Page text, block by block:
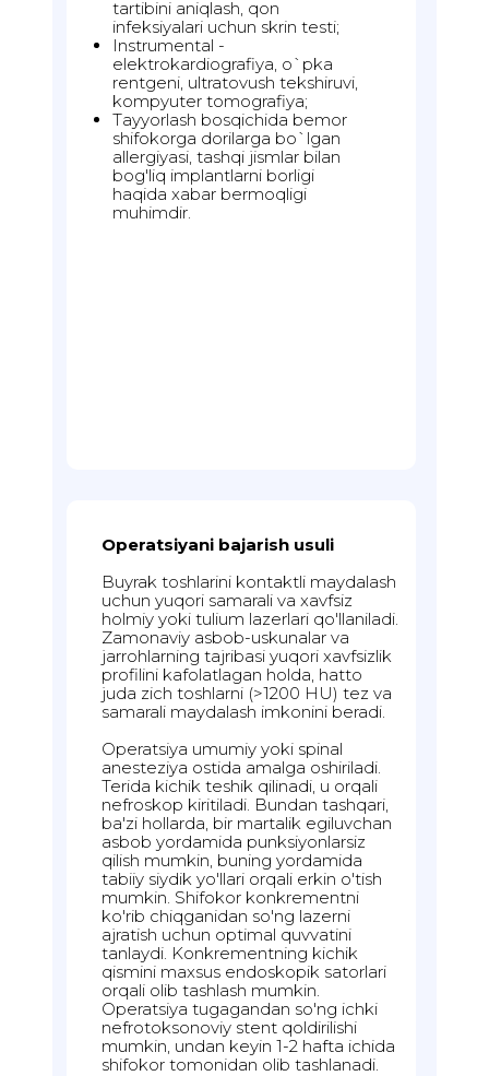
tartibini aniqlash, qon
infeksiyalari uchun skrin testi;
Instrumental -
elektrokardiografiya, o`pka
rentgeni, ultratovush tekshiruvi,
kompyuter tomografiya;
Tayyorlash bosqichida bemor
shifokorga dorilarga bo`lgan
allergiyasi, tashqi jismlar bilan
bog'liq implantlarni borligi
haqida xabar bermoqligi
muhimdir.
Operatsiyani bajarish usuli
Buyrak toshlarini kontaktli maydalash
uchun yuqori samarali va xavfsiz
holmiy yoki tulium lazerlari qo'llaniladi.
Zamonaviy asbob-uskunalar va
jarrohlarning tajribasi yuqori xavfsizlik
profilini kafolatlagan holda, hatto
juda zich toshlarni (>1200 HU) tez va
samarali maydalash imkonini beradi.
Operatsiya umumiy yoki spinal
anesteziya ostida amalga oshiriladi.
Terida kichik teshik qilinadi, u orqali
nefroskop kiritiladi. Bundan tashqari,
ba'zi hollarda, bir martalik egiluvchan
asbob yordamida punksiyonlarsiz
qilish mumkin, buning yordamida
tabiiy siydik yo'llari orqali erkin o'tish
mumkin. Shifokor konkrementni
ko'rib chiqganidan so'ng lazerni
ajratish uchun optimal quvvatini
tanlaydi. Konkrementning kichik
qismini maxsus endoskopik satorlari
orqali olib tashlash mumkin.
Operatsiya tugagandan so'ng ichki
nefrotoksonoviy stent qoldirilishi
mumkin, undan keyin 1-2 hafta ichida
shifokor tomonidan olib tashlanadi.